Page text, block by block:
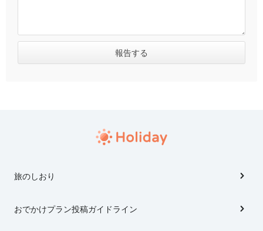
旅のしおり
おでかけプラン投稿ガイドライン